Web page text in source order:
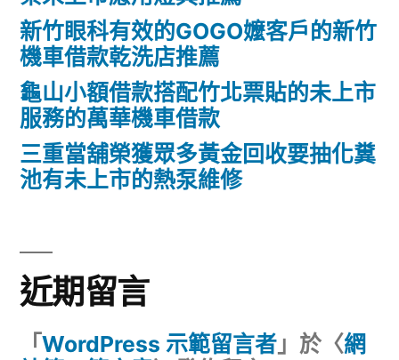
新竹眼科有效的GOGO嬤客戶的新竹
機車借款乾洗店推薦
龜山小額借款搭配竹北票貼的未上市
服務的萬華機車借款
三重當舖榮獲眾多黃金回收要抽化糞
池有未上市的熱泵維修
近期留言
「 WordPress 示範留言者 」於〈網